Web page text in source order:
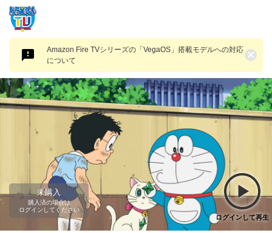
Amazon Fire TVシリーズの「VegaOS」搭載モデルへの対応
について
×
未購入
購入済の場合は
ログインしてください
ログインして再生